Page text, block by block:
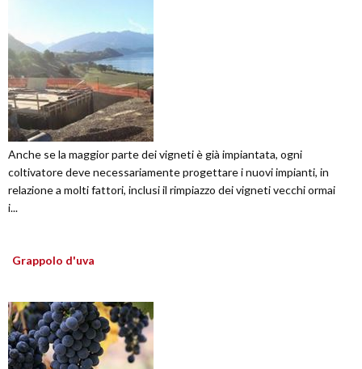
Anche se la maggior parte dei vigneti è già impiantata, ogni
coltivatore deve necessariamente progettare i nuovi impianti, in
relazione a molti fattori, inclusi il rimpiazzo dei vigneti vecchi ormai
i...
Grappolo d'uva